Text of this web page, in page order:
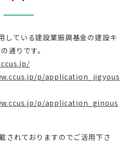
している建設業振興基金の建設キ
通りです。
p/application_jigyous
p/application_ginous
されておりますのでご活用下さ